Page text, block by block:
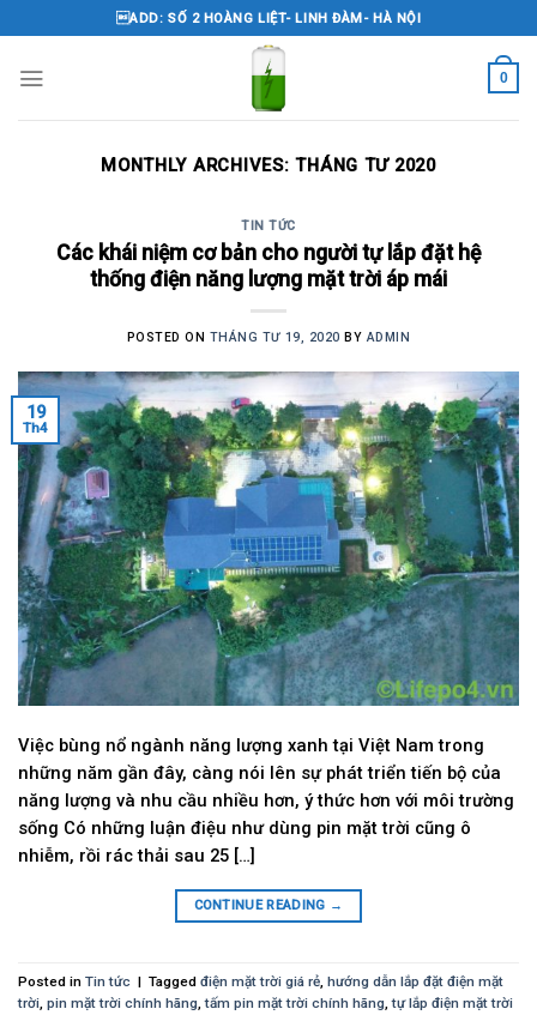
to
content
ADD: SỐ 2 HOÀNG LIỆT- LINH ĐÀM- HÀ NỘI
0
MONTHLY ARCHIVES:THÁNG TƯ 2020
TIN TỨC
Các khái niệm cơ bản cho người tự lắp đặt hệ
thống điện năng lượng mặt trời áp mái
POSTED ON THÁNG TƯ 19, 2020 BY ADMIN
19
Th4
Việc bùng nổ ngành năng lượng xanh tại Việt Nam trong
những năm gần đây, càng nói lên sự phát triển tiến bộ của
năng lượng và nhu cầu nhiều hơn, ý thức hơn với môi trường
sống Có những luận điệu như dùng pin mặt trời cũng ô
nhiễm, rồi rác thải sau 25 […]
CONTINUE READING →
Posted in Tin tức | Tagged điện mặt trời giá rẻ, hướng dẫn lắp đặt điện mặt
trời, pin mặt trời chính hãng,tấm pin mặt trời chính hãng,tự lắp điện mặt trời